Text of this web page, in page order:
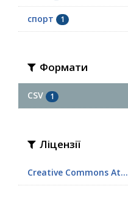
спорт 1
Формати
CSV 1
Ліцензії
Creative Commons At...